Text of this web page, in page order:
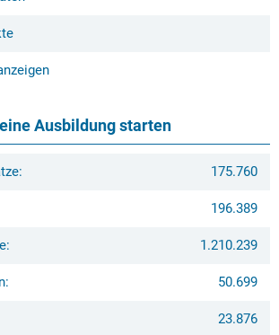
Ausbildung starten
175.760
196.389
1.210.239
50.699
23.876